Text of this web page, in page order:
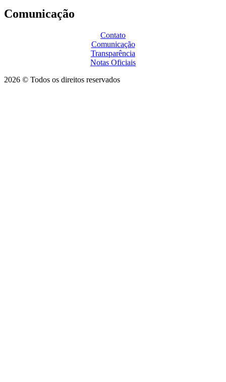
Comunicação
Contato
Comunicação
Transparência
Notas Oficiais
2026 © Todos os direitos reservados